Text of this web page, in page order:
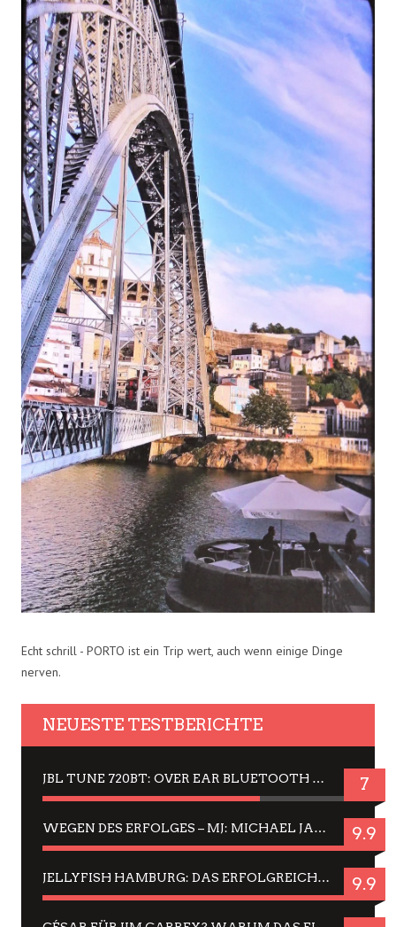
Echt schrill - PORTO ist ein Trip wert, auch wenn einige Dinge
nerven.
NEUESTE TESTBERICHTE
JBL TUNE 720BT: OVER EAR BLUETOOTH KOPFHÖRER UM DIE 50,-€ IM DAUER-TEST 7
WEGEN DES ERFOLGES – MJ: MICHAEL JACKSON MUSICAL IN EINER MATINEE SEHEN 9.9
JELLYFISH HAMBURG: DAS ERFOLGREICHE SOMMER-MENÜ 2025 IN GEFÜHLEN UND BILDERN 9.9